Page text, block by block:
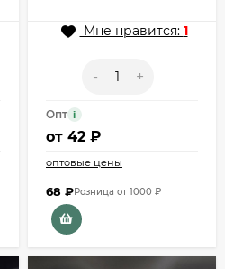
Мне нравится: 1
- +
Опт i
от 42 ₽
оптовые цены
68 ₽Розница от 1000 ₽